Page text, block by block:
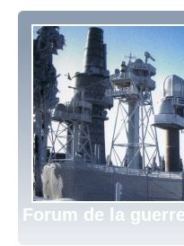
Forum de la